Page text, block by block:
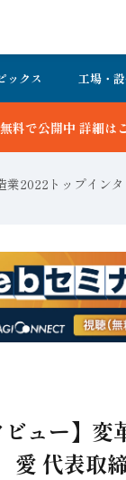
ックス 工場・
業2022トップイン
ュー】
代表取